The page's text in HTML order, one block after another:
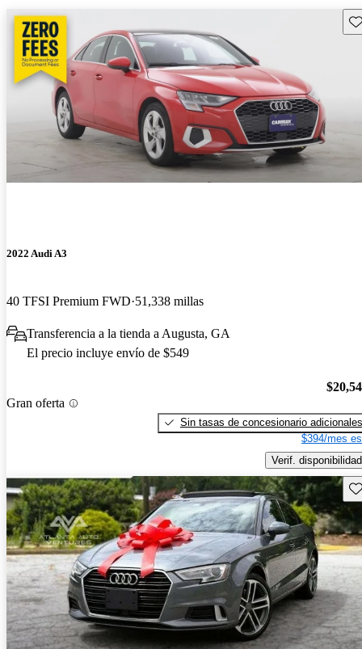
2022 Audi A3
40 TFSI Premium FWD 51,338 millas
Transferencia a la tienda a Augusta, GA
El precio incluye envío de $549
Gran oferta
Sin tasas de concesionario adicionales
$394/mes
Verif. disponibilidad